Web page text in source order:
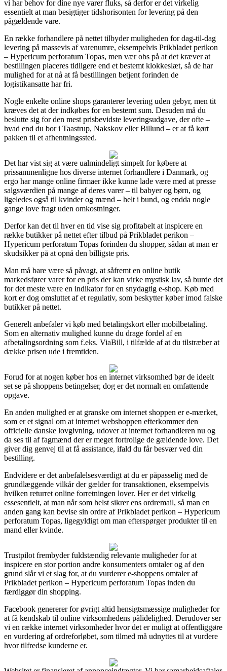
vi har behov for dine nye varer fluks, så derfor er det virkelig
essentielt at man besigtiger tidshorisonten for levering på den
pågældende vare.
En række forhandlere på nettet tilbyder muligheden for dag-til-dag
levering på massevis af varenumre, eksempelvis Prikbladet perikon
– Hypericum perforatum Topas, men vær obs på at det kræver at
bestillingen placeres tidligere end et bestemt klokkeslæt, så de har
mulighed for at nå at få bestillingen betjent forinden de
logistikansatte har fri.
Nogle enkelte online shops garanterer levering uden gebyr, men tit
kræves det at der indkøbes for en bestemt sum. Desuden må du
beslutte sig for den mest prisbevidste leveringsudgave, der ofte –
hvad end du bor i Taastrup, Nakskov eller Billund – er at få kørt
pakken til et afhentningssted.
Det har vist sig at være ualmindeligt simpelt for købere at
prissammenligne hos diverse internet forhandlere i Danmark, og
ergo har mange online firmaer ikke kunne lade være med at presse
salgsværdien på mange af deres varer – til babyer og børn, og
ligeledes også til kvinder og mænd – helt i bund, og endda nogle
gange love fragt uden omkostninger.
Derfor kan det til hver en tid vise sig profitabelt at inspicere en
række butikker på nettet efter tilbud på Prikbladet perikon –
Hypericum perforatum Topas forinden du shopper, sådan at man er
skudsikker på at opnå den billigste pris.
Man må bare være så påvagt, at såfremt en online butik
markedsfører varer for en pris der kan virke mystisk lav, så burde det
for det meste være en indikator for en snydagtig e-shop. Køb med
kort er dog omsluttet af et regulativ, som beskytter køber imod falske
butikker på nettet.
Generelt anbefaler vi køb med betalingskort eller mobilbetaling.
Som en alternativ mulighed kunne du drage fordel af en
afbetalingsordning som f.eks. ViaBill, i tilfælde af at du tilstræber at
dække prisen ude i fremtiden.
Forud for at nogen køber hos en internet virksomhed bør de ideelt
set se på shoppens betingelser, dog er det normalt en omfattende
opgave.
En anden mulighed er at granske om internet shoppen er e-mærket,
som er et signal om at internet webshoppen efterkommer den
officielle danske lovgivning, udover at internet forhandleren nu og
da ses til af fagmænd der er meget fortrolige de gældende love. Det
giver dig genvej til at få assistance, ifald du får besvær ved din
bestilling.
Endvidere er det anbefalelsesværdigt at du er påpasselig med de
grundlæggende vilkår der gælder for transaktionen, eksempelvis
hvilken returret online forretningen lover. Her er det virkelig
essesentielt, at man når som helst sikrer ens ordremail, så man en
anden gang kan bevise sin ordre af Prikbladet perikon – Hypericum
perforatum Topas, ligegyldigt om man efterspørger produkter til en
mand eller kvinde.
Trustpilot frembyder fuldstændig relevante muligheder for at
inspicere en stor portion andre konsumenters omtaler og af den
grund slår vi et slag for, at du vurderer e-shoppens omtaler af
Prikbladet perikon – Hypericum perforatum Topas inden du
færdiggør din shopping.
Facebook genererer for øvrigt altid hensigtsmæssige muligheder for
at få kendskab til online virksomhedens pålidelighed. Derudover ser
vi en række internet virksomheder hvor det er muligt at offentliggøre
en vurdering af ordreforløbet, som tilmed må udnyttes til at vurdere
hvor tilfredse kunderne er.